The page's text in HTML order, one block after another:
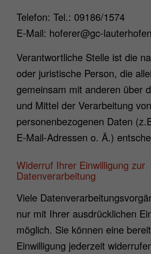
Telefon: Tel.: 09186/1574
E-Mail: hoferer@gc-
Verantwortliche Stelle ist die
oder juristische Person, die
gemeinsam mit anderen über
und Mittel der Verarbeitung von
personenbezogenen Daten
E-Mail-Adressen o. Ä.)
Widerruf Ihrer Einwilligung zur
Datenverarbeitung
Viele
nur mit Ihrer ausdrücklichen
möglich. Sie können eine
Einwilligung jederzeit